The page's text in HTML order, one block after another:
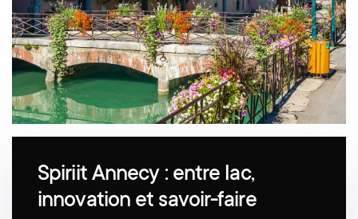
Spiriit Annecy : entre lac,
innovation et savoir-faire